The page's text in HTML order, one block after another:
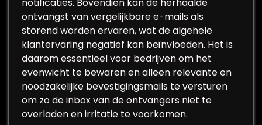
ontvangst van vergelijkbare e-mails als
storend worden ervaren, wat de algehele
klantervaring negatief kan beïnvloeden. Het is
daarom essentieel voor bedrijven om het
evenwicht te bewaren en alleen relevante en
noodzakelijke bevestigingsmails te versturen
om zo de inbox van de ontvangers niet te
overladen en irritatie te voorkomen.